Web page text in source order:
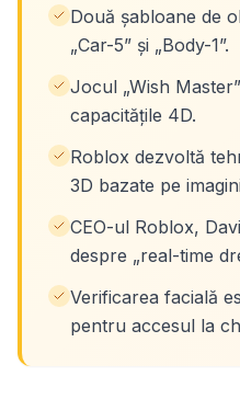
Două șabloane de
„Car-5” și „Body-1”.
Jocul „Wish
capacitățile 4D.
Roblox dezvoltă
3D bazate pe
CEO-ul Roblox,
despre „real-time
Verificarea facială
pentru accesul la